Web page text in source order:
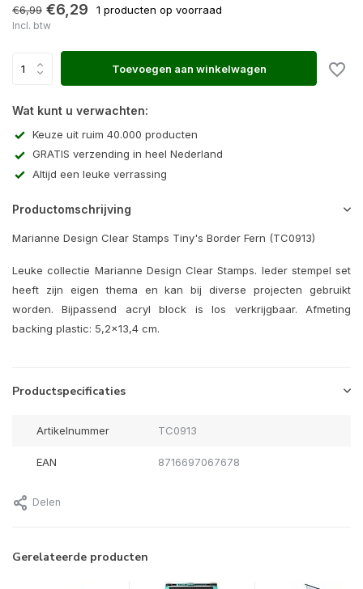
€6,99 €6,29 1 producten op voorraad
Incl. btw
Toevoegen aan winkelwagen
Wat kunt u verwachten:
Keuze uit ruim 40.000 producten
GRATIS verzending in heel Nederland
Altijd een leuke verrassing
Productomschrijving
Marianne Design Clear Stamps Tiny's Border Fern (TC0913)
Leuke collectie Marianne Design Clear Stamps. Ieder stempel set
heeft zijn eigen thema en kan bij diverse projecten gebruikt
worden. Bijpassend acryl block is los verkrijgbaar. Afmeting
backing plastic: 5,2x13,4 cm.
Productspecificaties
Artikelnummer TC0913
EAN 8716697067678
Delen
Gerelateerde producten